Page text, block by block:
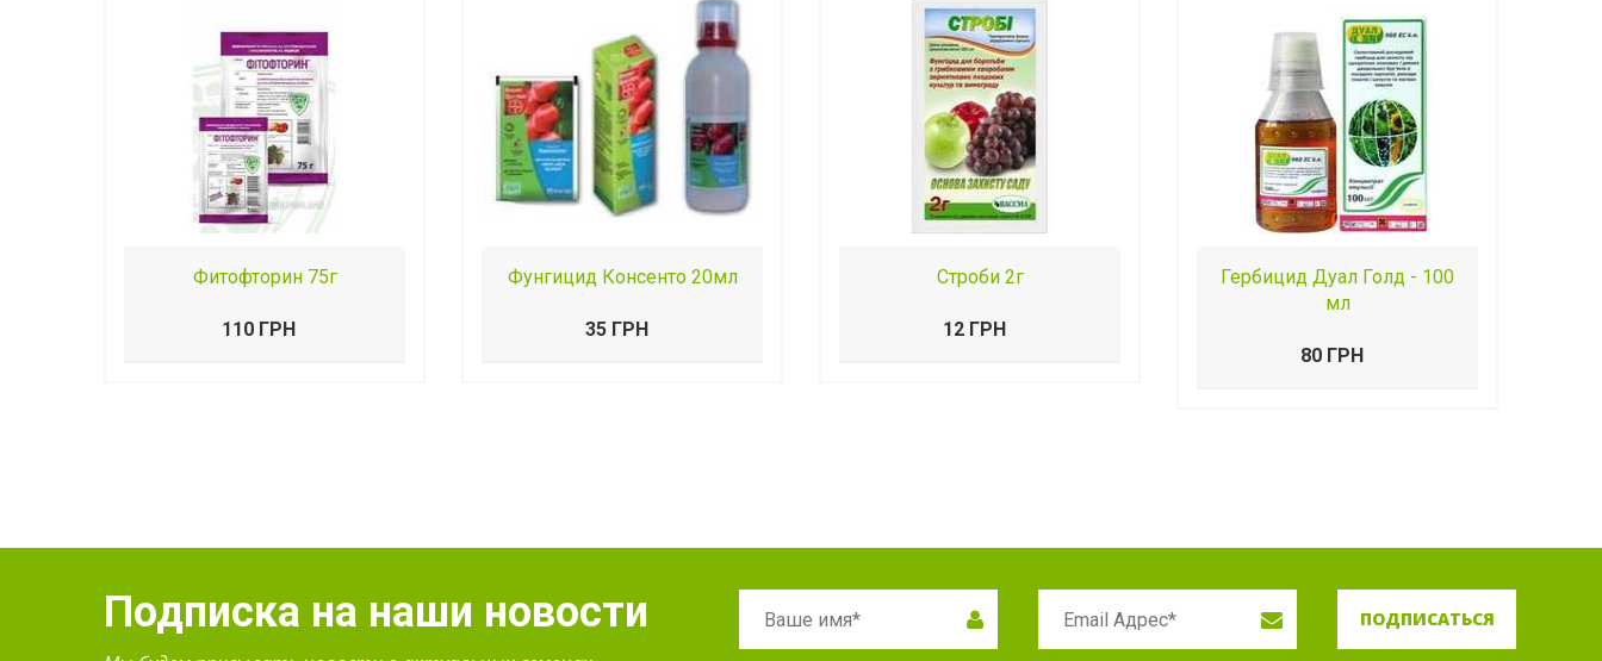
Фитофторин 75г
110 ГРН
Фунгицид Консенто 20мл
35 ГРН
Строби 2г
12 ГРН
Гербицид Дуал Голд - 100
мл
80 ГРН
Подписка на наши новости ПОДПИСАТЬСЯ